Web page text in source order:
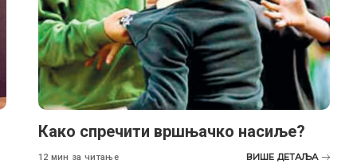
Како спречити вршњачко насиље?
12 мин за читање ВИШЕ ДЕТАЉА